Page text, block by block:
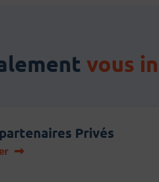
vous
Privés